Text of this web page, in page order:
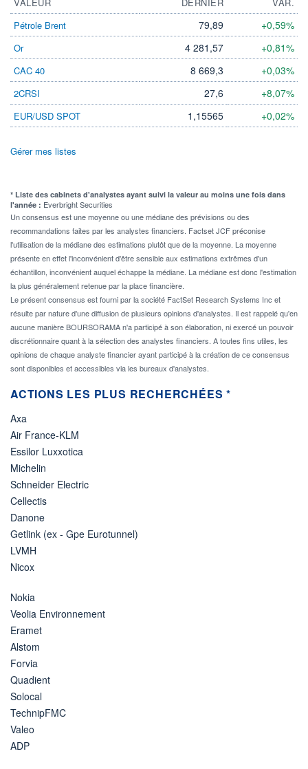
Pétrole Brent
79,89 +0,59%
Or 4 281,57 +0,81%
CAC 40 8 669,3 +0,03%
2CRSI 27,6 +8,07%
EUR/USD SPOT 1,15565 +0,02%
Gérer mes listes
* Liste des cabinets d'analystes ayant suivi la valeur au moins une fois dans
l'année : Everbright Securities
Un consensus est une moyenne ou une médiane des prévisions ou des
recommandations faites par les analystes financiers. Factset JCF préconise
l'utilisation de la médiane des estimations plutôt que de la moyenne. La moyenne
présente en effet l'inconvénient d'être sensible aux estimations extrêmes d'un
échantillon, inconvénient auquel échappe la médiane. La médiane est donc l'estimation
la plus généralement retenue par la place financière.
Le présent consensus est fourni par la société FactSet Research Systems Inc et
résulte par nature d'une diffusion de plusieurs opinions d'analystes. Il est rappelé qu'en
aucune manière BOURSORAMA n'a participé à son élaboration, ni exercé un pouvoir
discrétionnaire quant à la sélection des analystes financiers. A toutes fins utiles, les
opinions de chaque analyste financier ayant participé à la création de ce consensus
sont disponibles et accessibles via les bureaux d'analystes.
ACTIONS LES PLUS RECHERCHÉES *
Axa
Air France-KLM
Essilor Luxxotica
Michelin
Schneider Electric
Cellectis
Danone
Getlink (ex - Gpe Eurotunnel)
LVMH
Nicox
Nokia
Veolia Environnement
Eramet
Alstom
Forvia
Quadient
Solocal
TechnipFMC
Valeo
ADP